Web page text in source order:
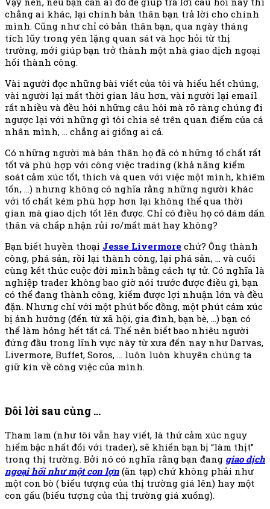
chẳng ai khác, lại chính bản thân bạn trả lời cho chính
mình. Cũng như chỉ có bản thân bạn, qua ngày tháng
tích lũy trong yên lặng quan sát và học hỏi từ thị
trường, mới giúp bạn trở thành một nhà giao dịch ngoại
hối thành công.
Vài người đọc những bài viết của tôi và hiểu hết chúng,
vài người lại mất thời gian lâu hơn, vài người lại email
rất nhiều và đều hỏi những câu hỏi mà rõ ràng chúng đi
ngược lại với những gì tôi chia sẻ trên quan điểm của cá
nhân mình, … chẳng ai giống ai cả.
Có những người mà bản thân họ đã có những tố chất rất
tốt và phù hợp với công việc trading (khả năng kiểm
soát cảm xúc tốt, thích và quen với việc một mình, khiêm
tốn, …) nhưng không có nghĩa rằng những người khác
với tố chất kém phù hợp hơn lại không thể qua thời
gian mà giao dịch tốt lên được. Chỉ có điều họ có dám dấn
thân và chấp nhận rủi ro/mất mát hay không?
Bạn biết huyền thoại Jesse Livermore chứ? Ông thành
công, phá sản, rồi lại thành công, lại phá sản, … và cuối
cùng kết thúc cuộc đời mình bằng cách tự tử. Có nghĩa là
nghiệp trader không bao giờ nói trước được điều gì, bạn
có thể đang thành công, kiếm được lợi nhuận lớn và đều
đặn. Nhưng chỉ với một phút bốc đồng, một phút cảm xúc
bị ảnh hưởng (đến từ xã hội, gia đình, bạn bè, …) bạn có
thể làm hỏng hết tất cả. Thế nên biết bao nhiêu người
đứng đầu trong lĩnh vực này từ xưa đến nay như Darvas,
Livermore, Buffet, Soros, … luôn luôn khuyên chúng ta
giữ kín về công việc của mình.
Đôi lời sau cùng …
Tham lam (như tôi vẫn hay viết, là thứ cảm xúc nguy
hiểm bậc nhất đối với trader), sẽ khiến bạn bị “làm thịt”
trong thị trường. Bởi nó có nghĩa rằng bạn đang giao dịch
ngoại hối như một con lợn (ăn tạp) chứ không phải như
một con bò ( biểu tượng của thị trường giá lên) hay một
con gấu (biểu tượng của thị trường giá xuống).